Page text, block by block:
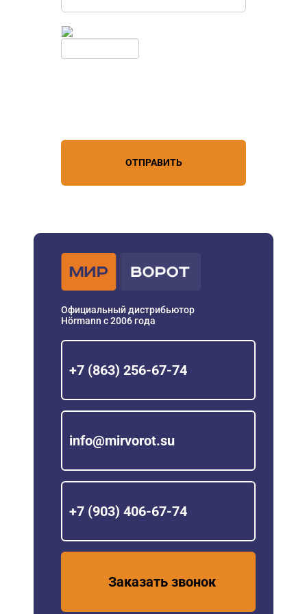
ОТПРАВИТЬ
Официальный дистрибьютор
Hörmann с 2006 года
+7 (863) 256-67-74
info@mirvorot.su
+7 (903) 406-67-74
Заказать звонок